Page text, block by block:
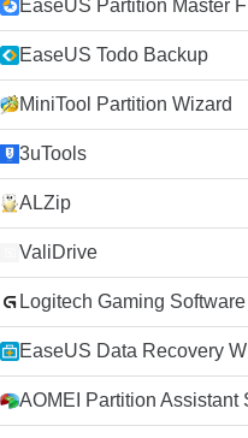
EaseUS Partition Master
EaseUS Todo Backup
MiniTool Partition Wizard
3uTools
ALZip
ValiDrive
Logitech Gaming Software
EaseUS Data Recovery
AOMEI Partition Assistant